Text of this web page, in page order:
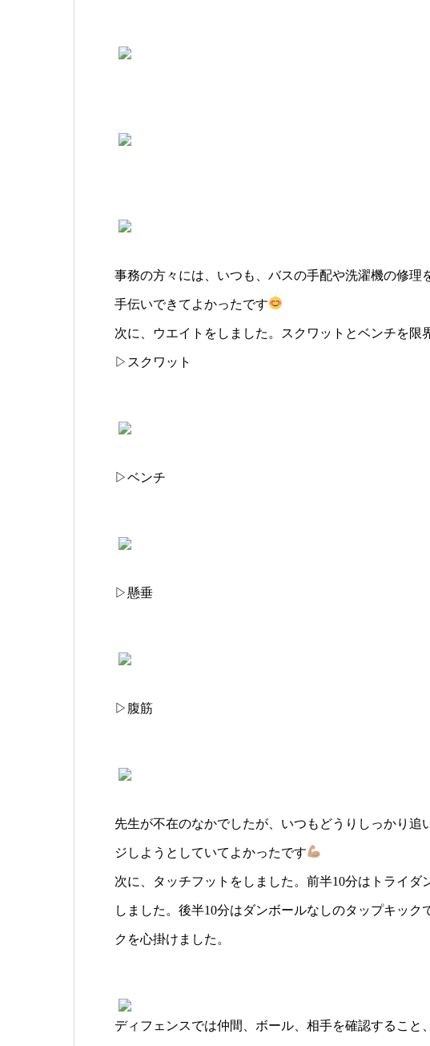
事務の方々には、いつも、バスの手配や洗濯機の修理
手伝いできてよかったです
次に、ウエイトをしました。スクワットとベンチを限
▷スクワット
▷ベンチ
▷懸垂
▷腹筋
先生が不在のなかでしたが、いつもどうりしっかり
ジしようとしていてよかったです
次に、タッチフットをしました。前半10分はトライ
しました。後半10分はダンボールなしのタップキッ
クを心掛けました。
ディフェンスでは仲間、ボール、相手を確認すること